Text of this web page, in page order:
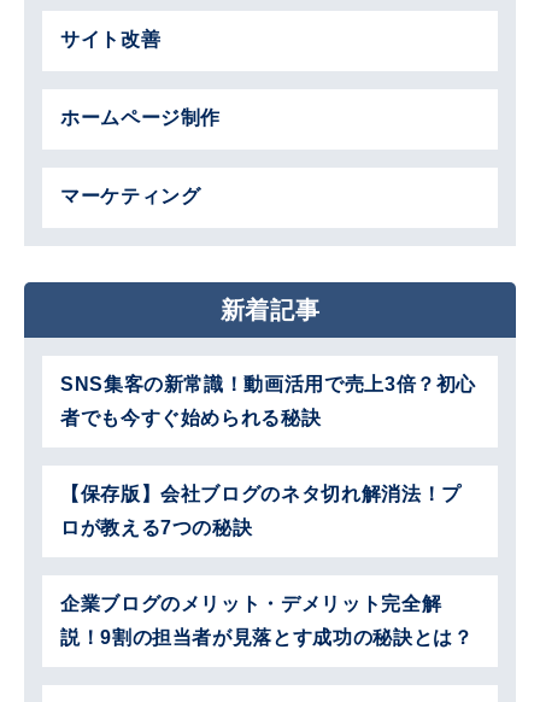
サイト改善
ホームページ制作
マーケティング
新着記事
SNS集客の新常識！動画活用で売上3倍？初心
者でも今すぐ始められる秘訣
【保存版】会社ブログのネタ切れ解消法！プ
ロが教える7つの秘訣
企業ブログのメリット・デメリット完全解
説！9割の担当者が見落とす成功の秘訣とは？